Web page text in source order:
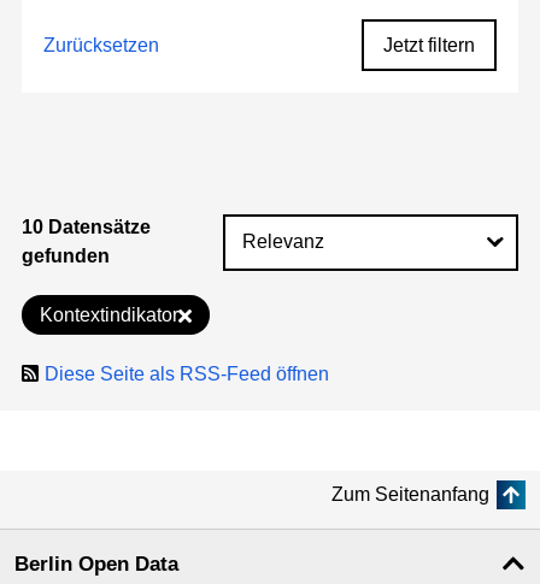
Zurücksetzen Jetzt filtern
10 Datensätze
gefunden
Kontextindikator
Diese Seite als RSS-Feed öffnen
Zum Seitenanfang
Berlin Open Data